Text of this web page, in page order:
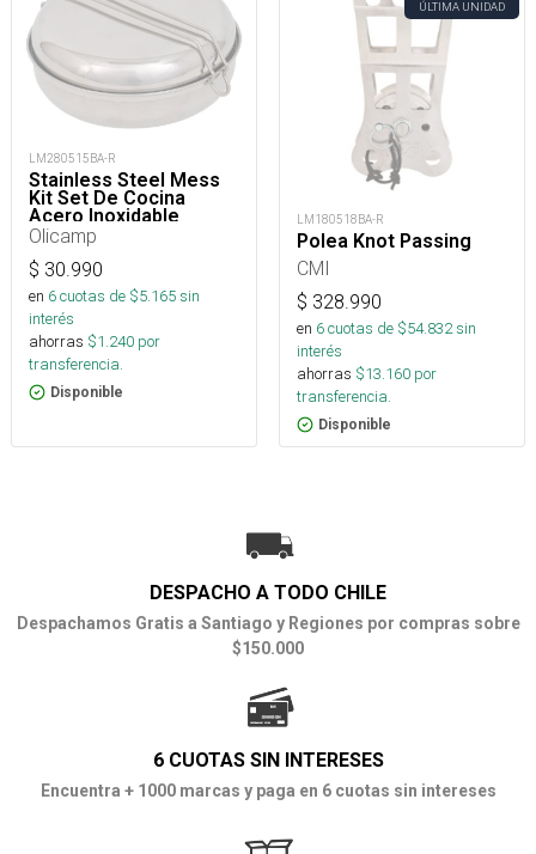
LM280515BA-R
Stainless Steel Mess
Kit Set De Cocina
Acero Inoxidable
Camping
Olicamp
$ 30.990
en 6cuotas de $5.165sin
interés
ahorras $1.240 por
transferencia.
Disponible
ÚLTIMA UNIDAD
LM180518BA-R
Polea Knot Passing
CMI
$ 328.990
en 6cuotas de $54.832sin
interés
ahorras $13.160 por
transferencia.
Disponible
DESPACHO A TODO CHILE
Despachamos Gratis a Santiago y Regiones por compras sobre
$150.000
6 CUOTAS SIN INTERESES
Encuentra + 1000 marcas y paga en 6 cuotas sin intereses